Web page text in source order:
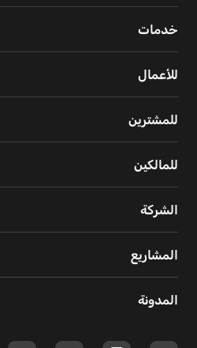
خدمات
للأعمال
للمشترين
للمالكين
الشركة
المشاريع
المدونة